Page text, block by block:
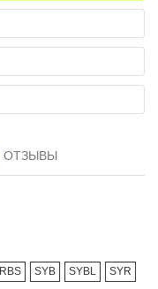
ОТЗЫВЫ
RBS SYB SYBL
SYR